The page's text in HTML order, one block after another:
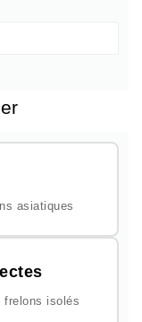
asiatiques
frelons isolés